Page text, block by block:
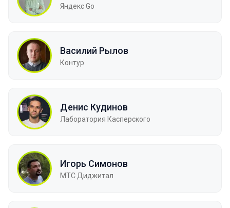
Яндекс Go
Василий Рылов
Контур
Денис Кудинов
Лаборатория Касперского
Игорь Симонов
МТС Диджитал